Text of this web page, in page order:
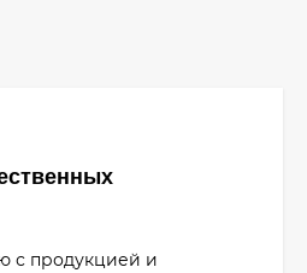
с продукцией и